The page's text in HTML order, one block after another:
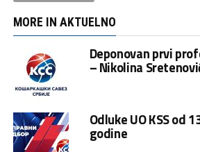
MORE IN AKTUELNO
Deponovan prvi
– Nikolina
Odluke UO KSS od
godine